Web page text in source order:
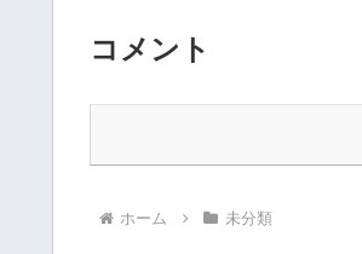
コメント
ホーム 未分類